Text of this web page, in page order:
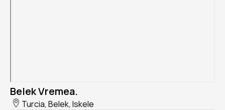
Belek Vremea.
Turcia, Belek, Iskele